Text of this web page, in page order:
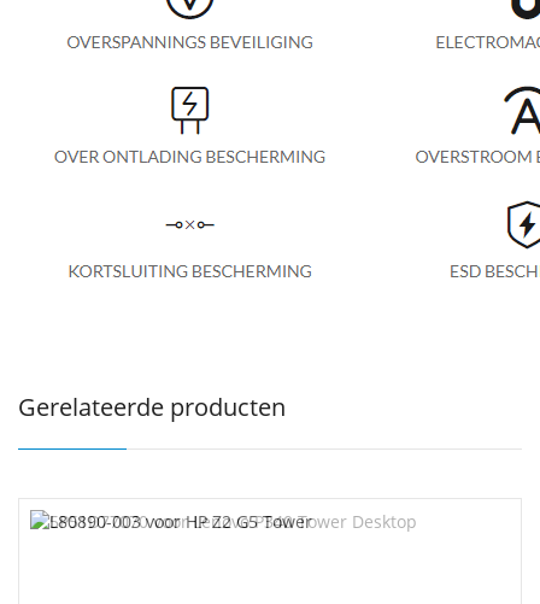
Gerelateerde producten